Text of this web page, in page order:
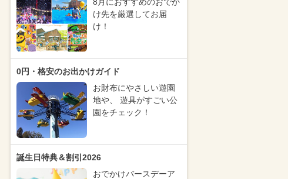
け先を厳選してお届
け！
0円・格安のお出かけガイド
お財布にやさしい遊園
地や、 遊具がすごい公
園をチェック！
誕生日特典＆割引2026
おでかけバースデーア